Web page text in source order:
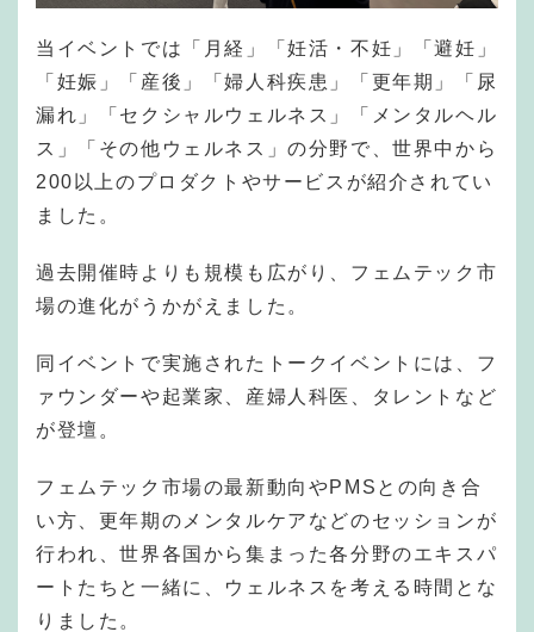
当イベントでは「月経」「妊活・不妊」「避妊」
「妊娠」「産後」「婦人科疾患」「更年期」「尿
漏れ」「セクシャルウェルネス」「メンタルヘル
ス」「その他ウェルネス」の分野で、世界中から
200以上のプロダクトやサービスが紹介されてい
ました。
過去開催時よりも規模も広がり、フェムテック市
場の進化がうかがえました。
同イベントで実施されたトークイベントには、フ
ァウンダーや起業家、産婦人科医、タレントなど
が登壇。
フェムテック市場の最新動向やPMSとの向き合
い方、更年期のメンタルケアなどのセッションが
行われ、世界各国から集まった各分野のエキスパ
ートたちと一緒に、ウェルネスを考える時間とな
りました。